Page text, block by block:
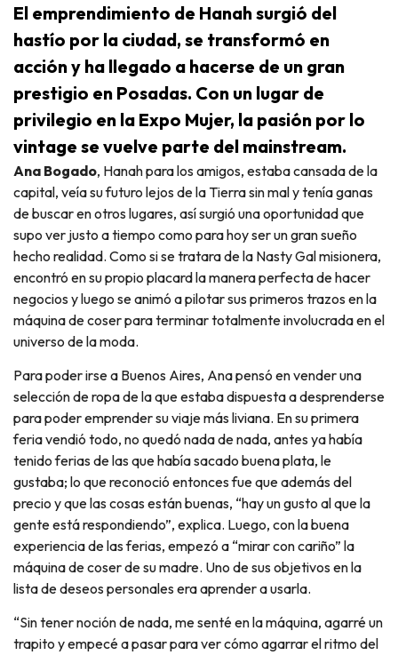
El emprendimiento de Hanah surgió del
hastío por la ciudad, se transformó en
acción y ha llegado a hacerse de un gran
prestigio en Posadas. Con un lugar de
privilegio en la Expo Mujer, la pasión por lo
vintage se vuelve parte del mainstream.
Ana Bogado, Hanah para los amigos, estaba cansada de la
capital, veía su futuro lejos de la Tierra sin mal y tenía ganas
de buscar en otros lugares, así surgió una oportunidad que
supo ver justo a tiempo como para hoy ser un gran sueño
hecho realidad. Como si se tratara de la Nasty Gal misionera,
encontró en su propio placard la manera perfecta de hacer
negocios y luego se animó a pilotar sus primeros trazos en la
máquina de coser para terminar totalmente involucrada en el
universo de la moda.
Para poder irse a Buenos Aires, Ana pensó en vender una
selección de ropa de la que estaba dispuesta a desprenderse
para poder emprender su viaje más liviana. En su primera
feria vendió todo, no quedó nada de nada, antes ya había
tenido ferias de las que había sacado buena plata, le
gustaba; lo que reconoció entonces fue que además del
precio y que las cosas están buenas, “hay un gusto al que la
gente está respondiendo”, explica. Luego, con la buena
experiencia de las ferias, empezó a “mirar con cariño” la
máquina de coser de su madre. Uno de sus objetivos en la
lista de deseos personales era aprender a usarla.
“Sin tener noción de nada, me senté en la máquina, agarré un
trapito y empecé a pasar para ver cómo agarrar el ritmo del